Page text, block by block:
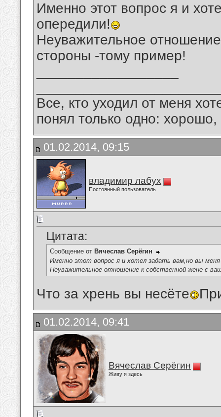
Именно этот вопрос я и
опередили!
Неуважительное
стороны -тому пример!
Все, кто уходил от меня
понял только одно:
01.02.2014, 09:15
владимир лабух
Постоянный пользователь
Цитата:
Сообщение от Вячеслав Серёгин
Именно этот вопрос я и хотел задать вам,но вы меня
Неуважительное отношение к собственной жене с
Что за хрень вы несёте
01.02.2014, 09:41
Вячеслав Серёгин
Живу я здесь